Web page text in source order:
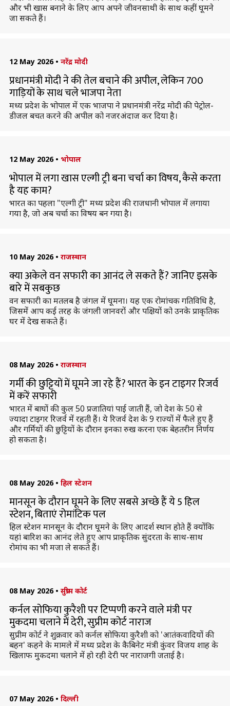
और भी खास बनाने के लिए आप अपने जीवनसाथी के साथ कहीं घूमने
जा सकते हैं।
12 May 2026 • नरेंद्र मोदी
प्रधानमंत्री मोदी ने की तेल बचाने की अपील, लेकिन 700
गाड़ियों के साथ चले भाजपा नेता
मध्य प्रदेश के भोपाल में एक भाजपा ने प्रधानमंत्री नरेंद्र मोदी की पेट्रोल-
डीजल बचत करने की अपील को नजरअंदाज कर दिया है।
12 May 2026 • भोपाल
भोपाल में लगा खास एल्गी ट्री बना चर्चा का विषय, कैसे करता
है यह काम?
भारत का पहला "एल्गी ट्री" मध्य प्रदेश की राजधानी भोपाल में लगाया
गया है, जो अब चर्चा का विषय बन गया है।
10 May 2026 • राजस्थान
क्या अकेले वन सफारी का आनंद ले सकते हैं? जानिए इसके
बारे में सबकुछ
वन सफारी का मतलब है जंगल में घूमना। यह एक रोमांचक गतिविधि है,
जिसमें आप कई तरह के जंगली जानवरों और पक्षियों को उनके प्राकृतिक
घर में देख सकते हैं।
08 May 2026 • राजस्थान
गर्मी की छुट्टियों में घूमने जा रहे हैं? भारत के इन टाइगर रिजर्व
में करें सफारी
भारत में बाघों की कुल 50 प्रजातियां पाई जाती हैं, जो देश के 50 से
ज्यादा टाइगर रिजर्व में रहती हैं। ये रिजर्व देश के 9 राज्यों में फैले हुए हैं
और गर्मियों की छुट्टियों के दौरान इनका रुख करना एक बेहतरीन निर्णय
हो सकता है।
08 May 2026 • हिल स्टेशन
मानसून के दौरान घूमने के लिए सबसे अच्छे हैं ये 5 हिल
स्टेशन, बिताएं रोमांटिक पल
हिल स्टेशन मानसून के दौरान घूमने के लिए आदर्श स्थान होते हैं क्योंकि
यहां बारिश का आनंद लेते हुए आप प्राकृतिक सुंदरता के साथ-साथ
रोमांच का भी मजा ले सकते हैं।
08 May 2026 • सुप्रीम कोर्ट
कर्नल सोफिया कुरैशी पर टिप्पणी करने वाले मंत्री पर
मुकदमा चलाने में देरी, सुप्रीम कोर्ट नाराज
सुप्रीम कोर्ट ने शुक्रवार को कर्नल सोफिया कुरैशी को 'आतंकवादियों की
बहन' कहने के मामले में मध्य प्रदेश के कैबिनेट मंत्री कुंवर विजय शाह के
खिलाफ मुकदमा चलाने में हो रही देरी पर नाराजगी जताई है।
07 May 2026 • दिल्ली